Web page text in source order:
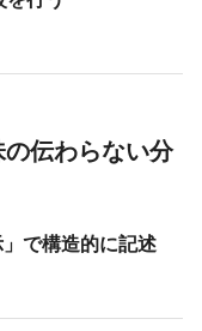
伝わらない分
で構造的に記述